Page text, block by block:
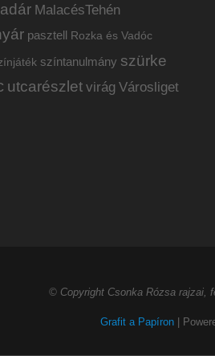
MalacésTehén
pasztell Rozka és Vadóc
színtanulmány szürke
utcarészlet virág Városliget
© Copyright Csonka Rózsa rajzai,
Grafit a Papíron |